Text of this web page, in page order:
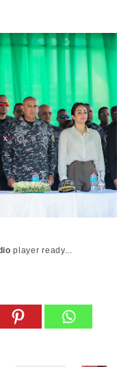
player ready...